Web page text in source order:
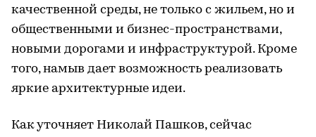
качественной среды, не только с жильем, но и
общественными и бизнес-пространствами,
новыми дорогами и инфраструктурой. Кроме
того, намыв дает возможность реализовать
яркие архитектурные идеи.
Как уточняет Николай Пашков, сейчас